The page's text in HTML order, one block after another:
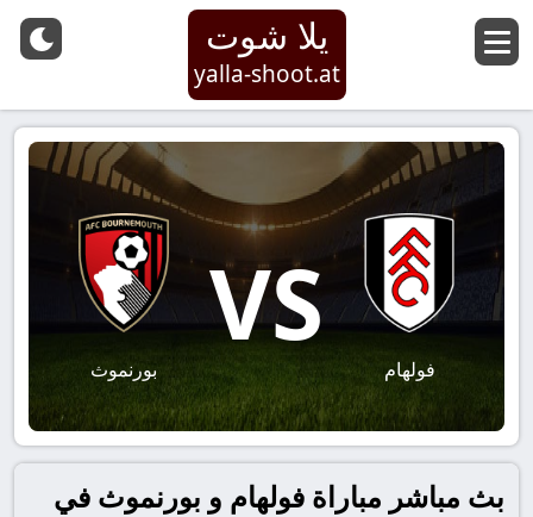
يلا شوت
yalla-shoot.at
فولهام
VS
بورنموث
بث مباشر مباراة فولهام و بورنموث في